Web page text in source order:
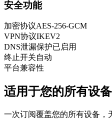
安全功能
加密协议AES-256-GCM
VPN协议IKEV2
DNS泄漏保护已启用
终止开关自动
平台兼容性
适用于您的所有设备
一次订阅覆盖您的所有设备，